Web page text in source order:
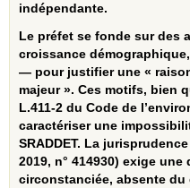
indépendante.
Le préfet se fonde sur des
croissance
— pour justifier une «
majeur ». Ces motifs, bien
L.411‑2 du Code de
caractériser une
SRADDET. La
2019, n° 414930) exige
circonstanciée, absente du